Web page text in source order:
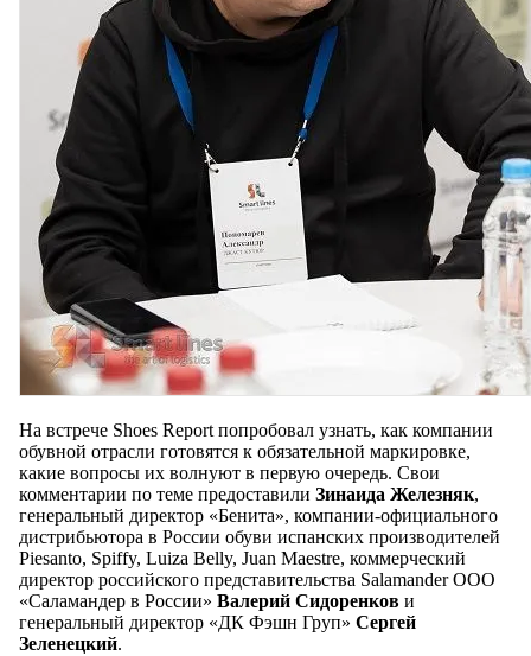
На встрече Shoes Report попробовал узнать, как компании
обувной отрасли готовятся к обязательной маркировке,
какие вопросы их волнуют в первую очередь. Свои
комментарии по теме предоставили Зинаида Железняк,
генеральный директор «Бенита», компании-официального
дистрибьютора в России обуви испанских производителей
Piesanto, Spiffy, Luiza Belly, Juan Maestre, коммерческий
директор российского представительства Salamander ООО
«Саламандер в России» Валерий Сидоренков и
генеральный директор «ДК Фэшн Груп» Сергей
Зеленецкий.